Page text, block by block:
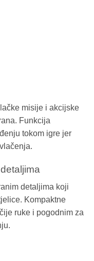
misije i akcijske
Funkcija
tokom igre jer
detaljima koji
Kompaktne
ruke i pogodnim za